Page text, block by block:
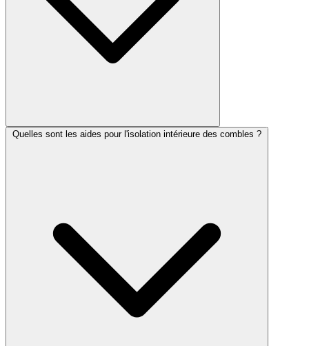
Quelles sont les aides pour l'isolation intérieure des combles ?